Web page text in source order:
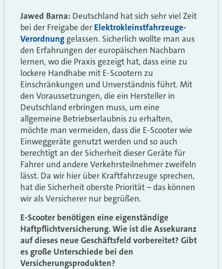
Jawed Barna: Deutschland hat sich sehr viel Zeit
bei der Freigabe der Elektrokleinstfahrzeuge-
Verordnung gelassen. Sicherlich wollte man aus
den Erfahrungen der europäischen Nachbarn
lernen, wo die Praxis gezeigt hat, dass eine zu
lockere Handhabe mit E-Scootern zu
Einschränkungen und Unverständnis führt. Mit
den Voraussetzungen, die ein Hersteller in
Deutschland erbringen muss, um eine
allgemeine Betriebserlaubnis zu erhalten,
möchte man vermeiden, dass die E-Scooter wie
Einweggeräte genutzt werden und so auch
berechtigt an der Sicherheit dieser Geräte für
Fahrer und andere Verkehrsteilnehmer zweifeln
lässt. Da wir hier über Kraftfahrzeuge sprechen,
hat die Sicherheit oberste Priorität – das können
wir als Versicherer nur begrüßen.
E-Scooter benötigen eine eigenständige
Haftpflichtversicherung. Wie ist die Assekuranz
auf dieses neue Geschäftsfeld vorbereitet? Gibt
es große Unterschiede bei den
Versicherungsprodukten?